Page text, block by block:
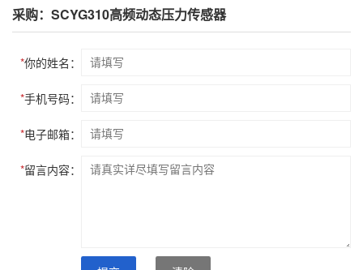
采购：SCYG310高频动态压力传感器
*你的姓名：
*手机号码：
*电子邮箱：
*留言内容：